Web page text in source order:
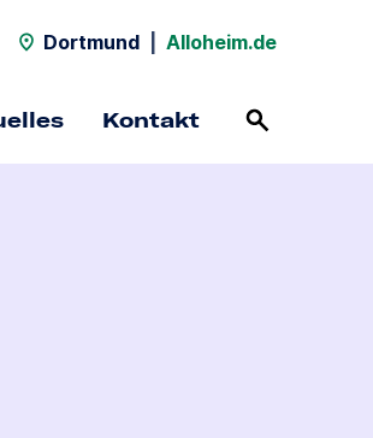
Dortmund Alloheim.de
Kontakt